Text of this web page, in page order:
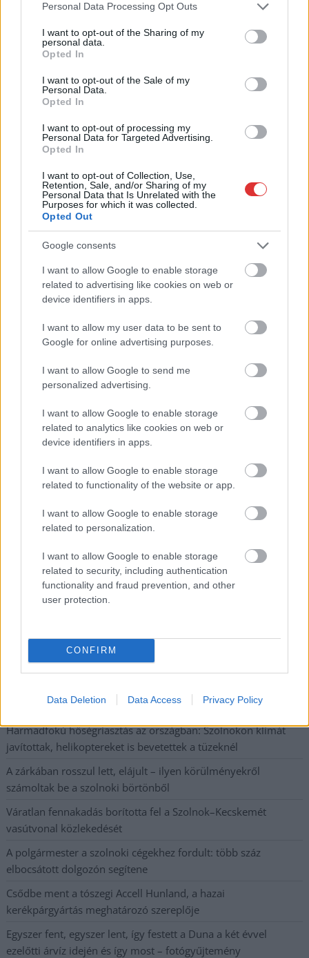
Please note that this website/app uses one or more Google
not limited to your visit or usage behaviour. You may click to
grant or deny consent to Google and its third-party tags to
use your data for below specified purposes in below Google
consent section.
Personal Data Processing Opt Outs
I want to opt-out of the Sharing of my
personal data.
Opted In
I want to opt-out of the Sale of my
Personal Data.
Opted In
I want to opt-out of processing my
Personal Data for Targeted Advertising.
Opted In
I want to opt-out of Collection, Use,
Retention, Sale, and/or Sharing of my
Personal Data that Is Unrelated with the
Purposes for which it was collected.
Opted Out
Google consents
I want to allow Google to enable storage
related to advertising like cookies on web or
device identifiers in apps.
I want to allow my user data to be sent to
Google for online advertising purposes.
I want to allow Google to send me
personalized advertising.
I want to allow Google to enable storage
related to analytics like cookies on web or
device identifiers in apps.
I want to allow Google to enable storage
related to functionality of the website or app.
I want to allow Google to enable storage
related to personalization.
I want to allow Google to enable storage
related to security, including authentication
functionality and fraud prevention, and other
user protection.
CONFIRM
Data Deletion Data Access Privacy Policy
Hírlevél feliratkozás
Adja meg keresztnevét:
Adja
meg e-mail címét:
Megismertem és elfogadom aGDPR-szabályzatot
Nem szeretne lemaradni semmiről? Csak egy kattintás, és hírlevelünk a
legfrissebb információkkal és exkluzív tartalmakkal hétről hétre
A Tisza kormány minisztere újabb nagy változásokról döntött
a közoktatásban – például az iskolaigazgatók visszakapják
munkáltatói jogaikat
kapott, más fideszesek még kevesebbet vittek haza
további üzemeltetését
Csendélet 5.0: alig balesetveszélyes lépcső és remek
állapotban levő buszmegálló mutatja, hogy Szolnok mennyire
Pénteken újra csökken a benzin és a gázolaj ára is
Napokon belül megválasztja az új köztársasági elnököt az
Kiterjedt tüzek pusztítanak az országban, köztük Karcagon
Harmadfokú hőségriasztás az országban: Szolnokon klímát
javítottak, helikoptereket is bevetettek a tüzeknél
A zárkában rosszul lett, elájult – ilyen körülményekről
számoltak be a szolnoki börtönből
Váratlan fennakadás borította fel a Szolnok–Kecskemét
vasútvonal közlekedését
A polgármester a szolnoki cégekhez fordult: több száz
elbocsátott dolgozón segítene
Csődbe ment a tószegi Accell Hunland, a hazai
kerékpárgyártás meghatározó szereplője
Egyszer fent, egyszer lent, így festett a Duna a két évvel
ezelőtti árvíz idején és így most – fotógyűjtemény